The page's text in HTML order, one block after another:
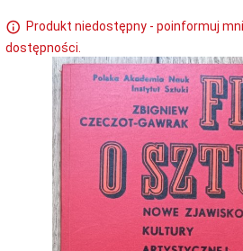
Produkt niedostępny - poinformuj
dostępności.